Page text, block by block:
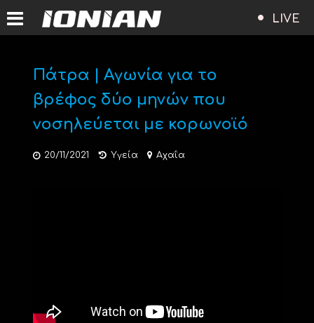
LIVE
Πάτρα | Αγωνία για το
βρέφος δύο μηνών που
νοσηλεύεται με κορωνοϊό
20/11/2021 Υγεία Αχαΐα